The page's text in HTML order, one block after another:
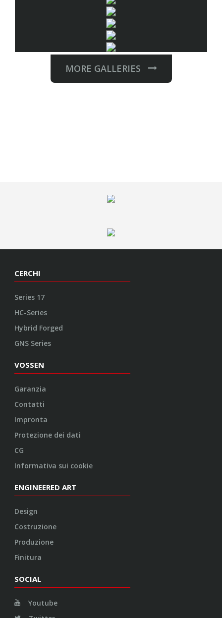
MORE GALLERIES
CERCHI
Series 17
HC-Series
Hybrid Forged
GNS Series
VOSSEN
Garanzia
Contatti
Impronta
Protezione dei dati
CG
Informativa sui cookie
ENGINEERED ART
Design
Costruzione
Produzione
Finitura
SOCIAL
Youtube